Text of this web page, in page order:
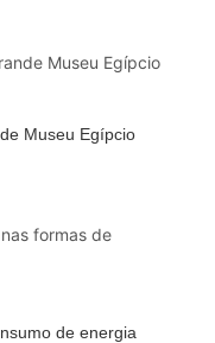
Museu Egípcio
de energia